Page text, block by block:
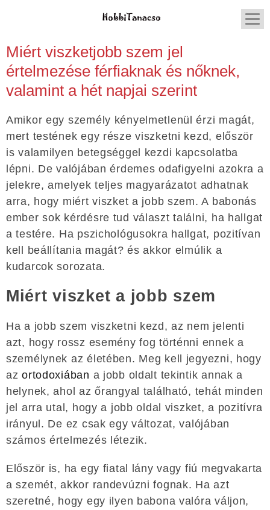
Miért viszketjobb szem jel
értelmezése férfiaknak és nőknek,
valamint a hét napjai szerint
Amikor egy személy kényelmetlenül érzi magát,
mert testének egy része viszketni kezd, először
is valamilyen betegséggel kezdi kapcsolatba
lépni. De valójában érdemes odafigyelni azokra a
jelekre, amelyek teljes magyarázatot adhatnak
arra, hogy miért viszket a jobb szem. A babonás
ember sok kérdésre tud választ találni, ha hallgat
a testére. Ha pszichológusokra hallgat, pozitívan
kell beállítania magát? és akkor elmúlik a
kudarcok sorozata.
Miért viszket a jobb szem
Ha a jobb szem viszketni kezd, az nem jelenti
azt, hogy rossz esemény fog történni ennek a
személynek az életében. Meg kell jegyezni, hogy
azortodoxiában a jobb oldalt tekintik annak a
helynek, ahol az őrangyal található, tehát minden
jel arra utal, hogy a jobb oldal viszket, a pozitívra
irányul. De ez csak egy változat, valójában
számos értelmezés létezik.
Először is, ha egy fiatal lány vagy fiú megvakarta
a szemét, akkor randevúzni fognak. Ha azt
szeretné, hogy egy ilyen babona valóra váljon,